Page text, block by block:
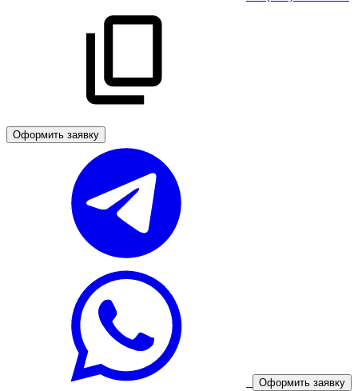
Оформить заявку
Оформить заявку